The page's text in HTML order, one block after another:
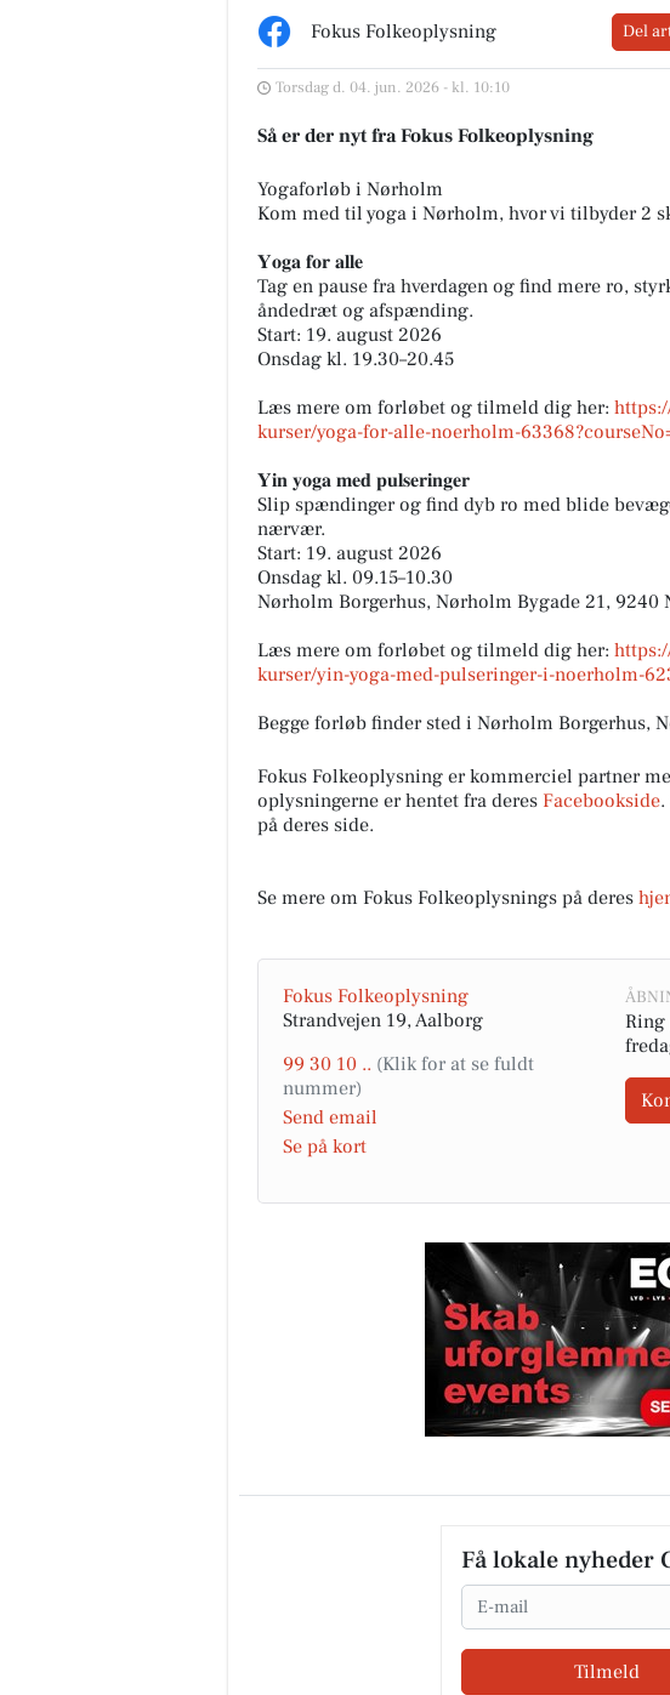
Fokus Folkeoplysning Del
Torsdag d. 04. jun. 2026 - kl. 10:10
Så er der nyt fra Fokus Folkeoplysning
Yogaforløb i Nørholm
Kom med til yoga i Nørholm, hvor vi tilbyder 2
𝐘𝐨𝐠𝐚 𝐟𝐨𝐫 𝐚𝐥𝐥𝐞
Tag en pause fra hverdagen og find mere ro,
åndedræt og afspænding.
Start: 19. august 2026
Onsdag kl. 19.30–20.45
Læs mere om forløbet og tilmeld dig her:
kurser/yoga-for-alle-noerholm-
𝐘𝐢𝐧 𝐲𝐨𝐠𝐚 𝐦𝐞𝐝 𝐩𝐮𝐥𝐬𝐞𝐫𝐢𝐧𝐠𝐞𝐫
Slip spændinger og find dyb ro med blide
nærvær.
Start: 19. august 2026
Onsdag kl. 09.15–10.30
Nørholm Borgerhus, Nørholm Bygade 21, 9240
Læs mere om forløbet og tilmeld dig her:
kurser/yin-yoga-med-pulseringer-i-noerholm-
Begge forløb finder sted i Nørholm Borgerhus,
Fokus Folkeoplysning er kommerciel partner
oplysningerne er hentet fra deres Facebookside
på deres side.
Se mere om Fokus Folkeoplysnings på deres
Fokus Folkeoplysning
Strandvejen 19, Aalborg
99 30 10 ..
Send email
Se på kort
Ring
Få lokale nyheder
Email
Tilmeld
FrAAderen - Kastetvej
FrAAdere 🚨 Er du en af dem, der
ikke kan få nok af vores Chopped
Cheese? Så læs lige med....
Åbn opslaget